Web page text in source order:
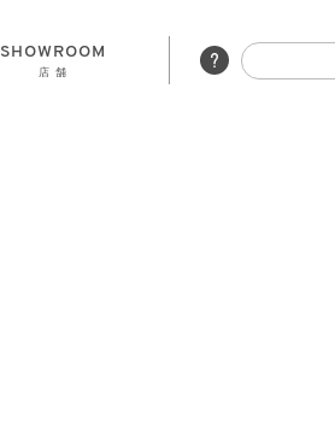
SHOWROOM
店 舗